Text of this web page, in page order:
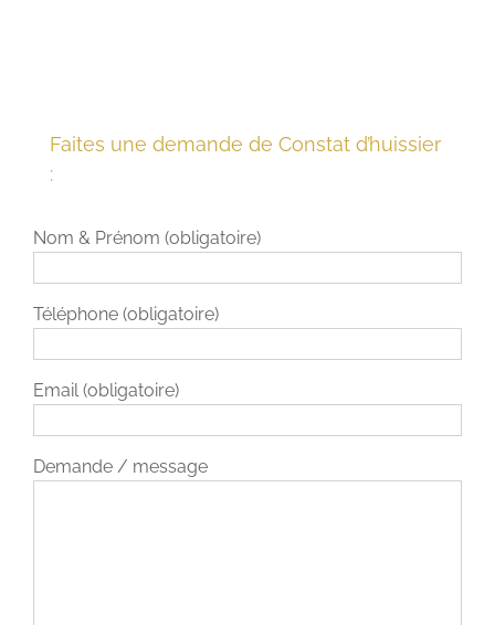
Faites une demande de Constat d’huissier
:
Nom & Prénom (obligatoire)
Téléphone (obligatoire)
Email (obligatoire)
Demande / message